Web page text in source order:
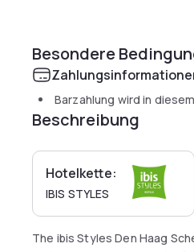
Besondere
Barzahlung wird in
Beschreibung
Hotelkette:
IBIS STYLES
The ibis Styles Den Haag